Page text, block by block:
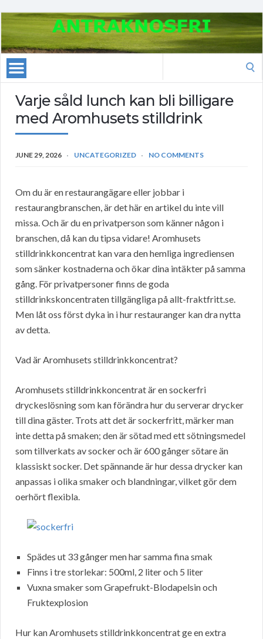
Varje såld lunch kan bli billigare
med Aromhusets stilldrink
JUNE 29, 2026 UNCATEGORIZED NO COMMENTS
Om du är en restaurangägare eller jobbar i
restaurangbranschen, är det här en artikel du inte vill
missa. Och är du en privatperson som känner någon i
branschen, då kan du tipsa vidare! Aromhusets
stilldrinkkoncentrat kan vara den hemliga ingrediensen
som sänker kostnaderna och ökar dina intäkter på samma
gång. För privatpersoner finns de goda
stilldrinkskoncentraten tillgängliga på allt-fraktfritt.se.
Men låt oss först dyka in i hur restauranger kan dra nytta
av detta.
Vad är Aromhusets stilldrinkkoncentrat?
Aromhusets stilldrinkkoncentrat är en sockerfri
dryckeslösning som kan förändra hur du serverar drycker
till dina gäster. Trots att det är sockerfritt, märker man
inte detta på smaken; den är sötad med ett sötningsmedel
som tillverkats av socker och är 600 gånger sötare än
klassiskt socker. Det spännande är hur dessa drycker kan
anpassas i olika smaker och blandningar, vilket gör dem
oerhört flexibla.
Spädes ut 33 gånger men har samma fina smak
Finns i tre storlekar: 500ml, 2 liter och 5 liter
Vuxna smaker som Grapefrukt-Blodapelsin och
Fruktexplosion
Hur kan Aromhusets stilldrinkkoncentrat ge en extra